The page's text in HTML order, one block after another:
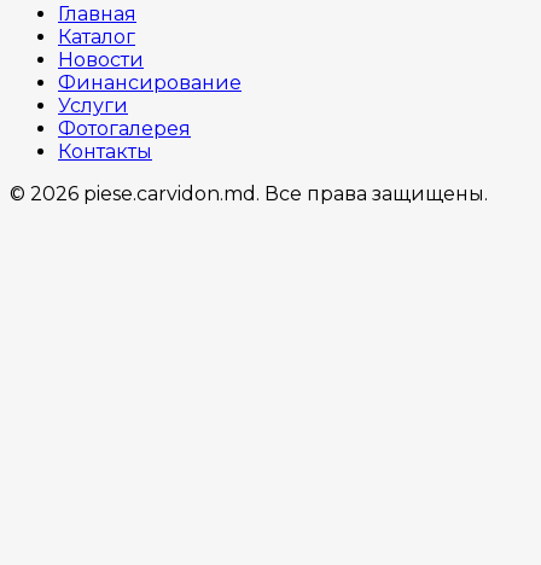
Главная
Каталог
Новости
Финансирование
Услуги
Фотогалерея
Контакты
© 2026 piese.carvidon.md. Все права защищены.